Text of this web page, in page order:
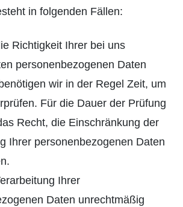
in folgenden Fällen:
Richtigkeit Ihrer bei uns
personenbezogenen Daten
wir in der Regel Zeit, um
Für die Dauer der Prüfung
Recht, die Einschränkung der
Ihrer personenbezogenen Daten
Ihrer
Daten unrechtmäßig